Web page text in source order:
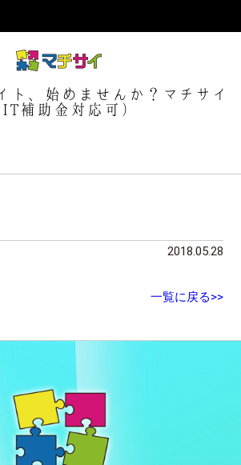
ト、始めませんか？マチサイ
IT補助金対応可）
2018.05.28
一覧に戻る>>